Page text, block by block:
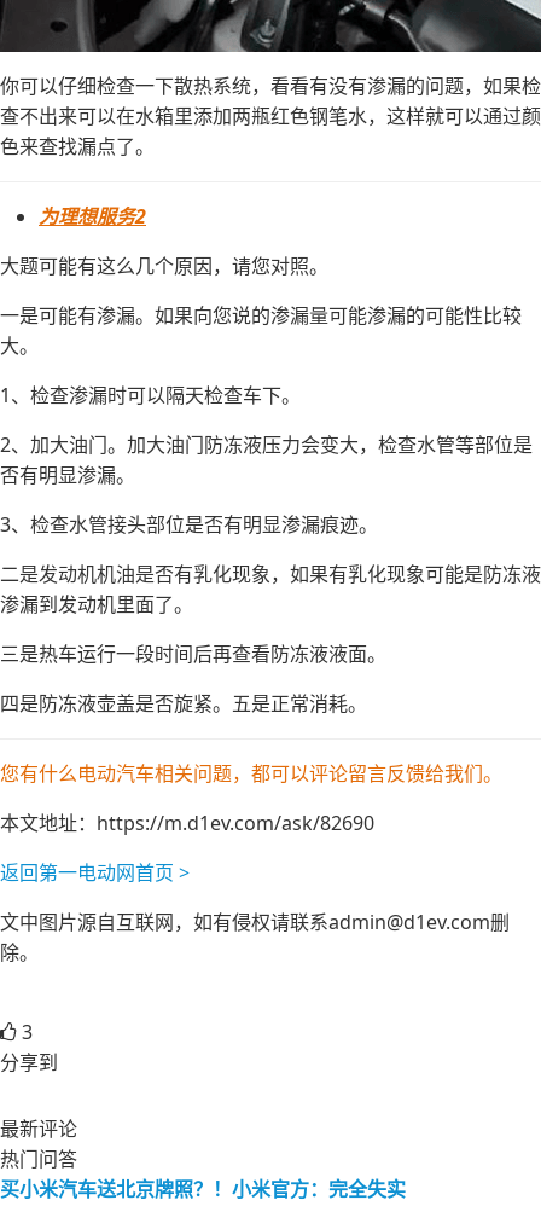
你可以仔细检查一下散热系统，看看有没有渗漏的问题，如果检
查不出来可以在水箱里添加两瓶红色钢笔水，这样就可以通过颜
色来查找漏点了。
为理想服务2
大题可能有这么几个原因，请您对照。
一是可能有渗漏。如果向您说的渗漏量可能渗漏的可能性比较
大。
1、检查渗漏时可以隔天检查车下。
2、加大油门。加大油门防冻液压力会变大，检查水管等部位是
否有明显渗漏。
3、检查水管接头部位是否有明显渗漏痕迹。
二是发动机机油是否有乳化现象，如果有乳化现象可能是防冻液
渗漏到发动机里面了。
三是热车运行一段时间后再查看防冻液液面。
四是防冻液壶盖是否旋紧。五是正常消耗。
您有什么电动汽车相关问题，都可以评论留言反馈给我们。
本文地址： https://m.d1ev.com/ask/82690
返回第一电动网首页 >
文中图片源自互联网，如有侵权请联系admin@d1ev.com删
除。
3
分享到
最新评论
热门问答
买小米汽车送北京牌照？！小米官方：完全失实